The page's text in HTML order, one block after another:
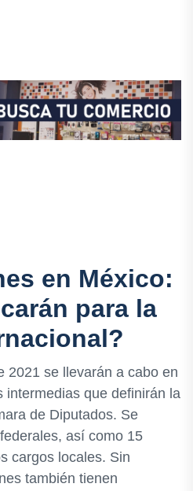
en México:
para la
2021 se llevarán a cabo en
intermedias que definirán la
de Diputados. Se
así como 15
cargos locales. Sin
también tienen